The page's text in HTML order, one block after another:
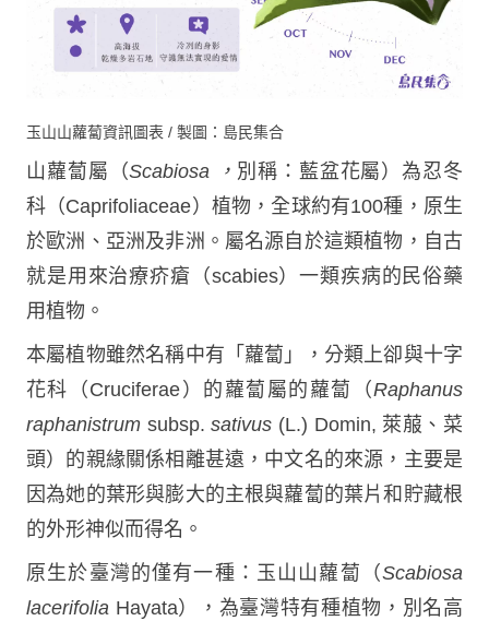
玉山山蘿蔔資訊圖表 / 製圖：島民集合
山蘿蔔屬（Scabiosa ， 別稱：藍盆花屬）為忍冬
科（Caprifoliaceae）植物，全球約有100種，原生
於歐洲、亞洲及非洲。屬名源自於這類植物，自古
就是用來治療疥瘡（scabies）一類疾病的民俗藥
用植物。
本屬植物雖然名稱中有「蘿蔔」，分類上卻與十字
花科（Cruciferae）的蘿蔔屬的蘿蔔（Raphanus
raphanistrum subsp.sativus (L.) Domin, 萊菔、菜
頭）的親緣關係相離甚遠，中文名的來源，主要是
因為她的葉形與膨大的主根與蘿蔔的葉片和貯藏根
的外形神似而得名。
原生於臺灣的僅有一種：玉山山蘿蔔（Scabiosa
lacerifolia Hayata），為臺灣特有種植物，別名高